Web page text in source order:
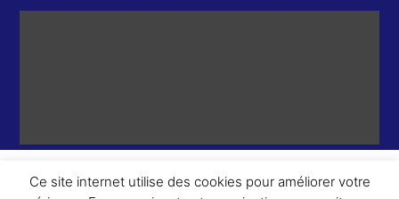
Ce site internet utilise des cookies pour améliorer votre